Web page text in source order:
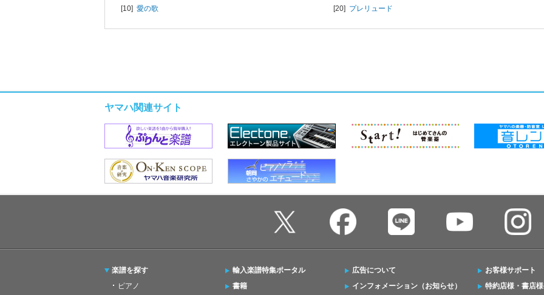
[10] 愛の歌
[20] プレリュード
ヤマハ関連サイト
楽譜を探す
ピアノ
輸入楽譜特集ポータル
書籍
広告について
インフォメーション（お知らせ）
お客様サポート
特約店様・書店